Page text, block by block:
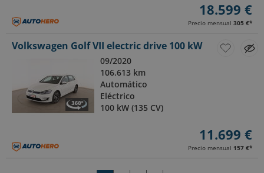
18.599 €
Precio mensual 305 €*
Volkswagen Golf VII electric drive 100 kW
09/2020
106.613 km
Automático
Eléctrico
100 kW (135 CV)
11.699 €
Precio mensual 157 €*